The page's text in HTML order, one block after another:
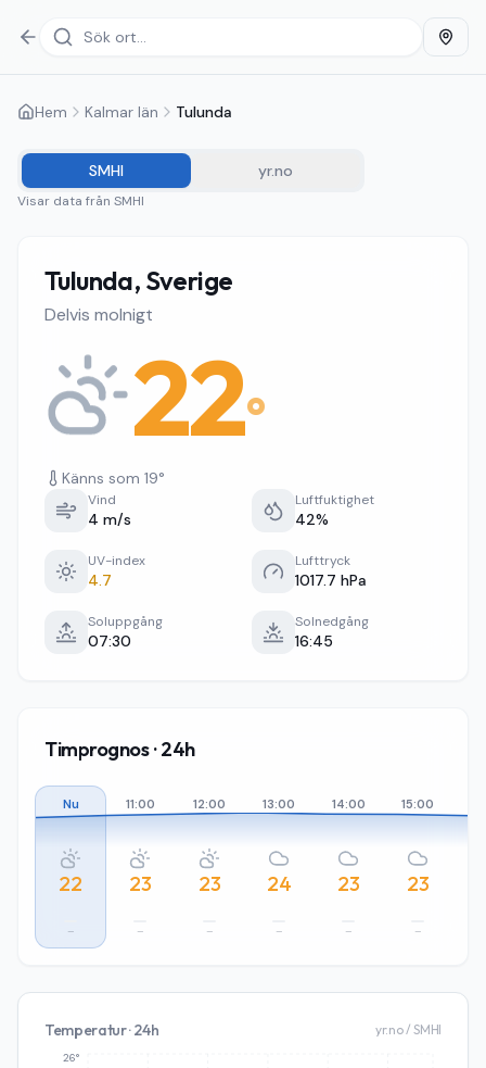
Hem Kalmar län Tulunda
SMHI yr.no
Visar data från SMHI
Tulunda, Sverige
Delvis molnigt
22°
Känns som 19°
Vind
4 m/s
Luftfuktighet
42%
UV-index
4.7
Lufttryck
1017.7 hPa
Soluppgång
07:30
Solnedgång
16:45
Timprognos · 24h
Nu
22
–
11:00
23
–
12:00
23
–
13:00
24
–
14:00
23
–
15:00
23
–
Temperatur · 24h yr.no / SMHI
26°